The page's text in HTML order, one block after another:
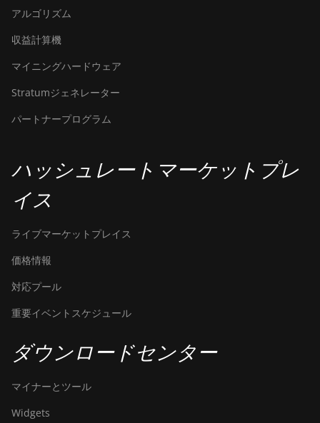
BITMAIN AntMiner
S9i
BITMAIN AntMiner
BITMAIN AntMiner
S9k
BITMAIN AntMiner
BITMAIN AntMiner
T17+
BITMAIN AntMiner
BITMAIN AntMiner
Z11
BITMAIN AntMiner
アルゴリズム
収益計算機
マイニングハードウェア
Stratumジェネレーター
パートナープログラム
ハッシュレートマーケットプレ
イス
ライブマーケットプレイス
価格情報
対応プール
重要イベントスケジュール
ダウンロードセンター
マイナーとツール
Widgets